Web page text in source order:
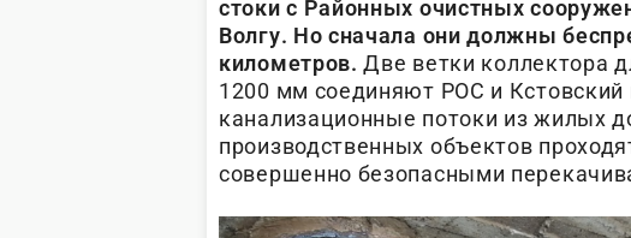
стоки с Районных очистных
Волгу. Но сначала они должны
километров. Две ветки коллектора
1200 мм соединяют РОС и
канализационные потоки из жилых
производственных объектов
совершенно безопасными